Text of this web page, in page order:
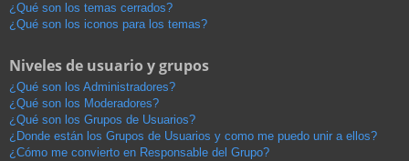
¿Qué son los temas cerrados?
¿Qué son los iconos para los temas?
Niveles de usuario y grupos
¿Qué son los Administradores?
¿Qué son los Moderadores?
¿Qué son los Grupos de Usuarios?
¿Donde están los Grupos de Usuarios y como me puedo unir a ellos?
¿Cómo me convierto en Responsable del Grupo?